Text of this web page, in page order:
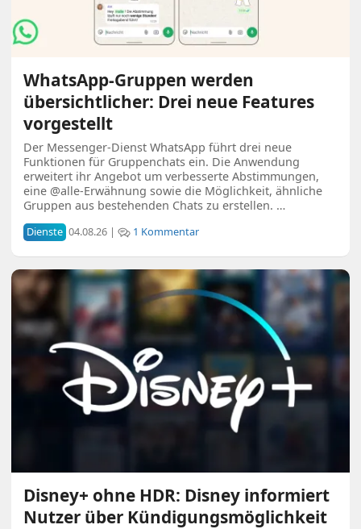
WhatsApp-Gruppen werden
übersichtlicher: Drei neue Features
vorgestellt
Der Messenger-Dienst WhatsApp führt drei neue
Funktionen für Gruppenchats ein. Die Anwendung
erweitert ihr Angebot um verbesserte Abstimmungen,
eine @alle-Erwähnung sowie die Möglichkeit, ähnliche
Gruppen aus bestehenden Chats zu erstellen. …
Dienste 04.08.26 | 1 Kommentar
Disney+ ohne HDR: Disney informiert
Nutzer über Kündigungsmöglichkeit